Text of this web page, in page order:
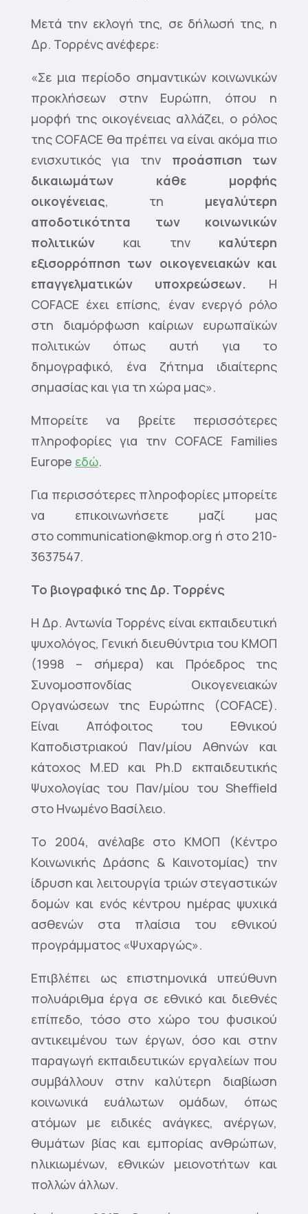
Μετά την εκλογή της, σε δήλωσή της, η
Δρ. Τορρένς ανέφερε:
«Σε μια περίοδο σημαντικών κοινωνικών
προκλήσεων στην Ευρώπη, όπου η
μορφή της οικογένειας αλλάζει, ο ρόλος
της COFACE θα πρέπει να είναι ακόμα πιο
ενισχυτικός για την προάσπιση των
δικαιωμάτων κάθε μορφής
οικογένειας, τη μεγαλύτερη
αποδοτικότητα των κοινωνικών
πολιτικώνκαι την καλύτερη
εξισορρόπηση των οικογενειακών και
επαγγελματικών υποχρεώσεων. Η
COFACE έχει επίσης, έναν ενεργό ρόλο
στη διαμόρφωση καίριων ευρωπαϊκών
πολιτικών όπως αυτή για το
δημογραφικό, ένα ζήτημα ιδιαίτερης
σημασίας και για τη χώρα μας».
Μπορείτε να βρείτε περισσότερες
πληροφορίες για την COFACE Families
Europe εδώ.
Για περισσότερες πληροφορίες μπορείτε
να επικοινωνήσετε μαζί μας
στο communication@kmop.org ή στο 210-
3637547.
To βιογραφικό της Δρ. Τορρένς
H Δρ. Αντωνία Τορρένς είναι εκπαιδευτική
ψυχολόγος, Γενική διευθύντρια του ΚΜΟΠ
(1998 – σήμερα) και Πρόεδρος της
Συνομοσπονδίας Οικογενειακών
Οργανώσεων της Ευρώπης (COFACE).
Είναι Απόφοιτος του Εθνικού
Καποδιστριακού Παν/μίου Αθηνών και
κάτοχος M.ED και Ph.D εκπαιδευτικής
Ψυχολογίας του Παν/μίου του Sheffield
στο Ηνωμένο Βασίλειο.
Το 2004, ανέλαβε στο ΚΜΟΠ (Κέντρο
Κοινωνικής Δράσης & Καινοτομίας) την
ίδρυση και λειτουργία τριών στεγαστικών
δομών και ενός κέντρου ημέρας ψυχικά
ασθενών στα πλαίσια του εθνικού
προγράμματος «Ψυχαργώς».
Επιβλέπει ως επιστημονικά υπεύθυνη
πολυάριθμα έργα σε εθνικό και διεθνές
επίπεδο, τόσο στο χώρο του φυσικού
αντικειμένου των έργων, όσο και στην
παραγωγή εκπαιδευτικών εργαλείων που
συμβάλλουν στην καλύτερη διαβίωση
κοινωνικά ευάλωτων ομάδων, όπως
ατόμων με ειδικές ανάγκες, ανέργων,
θυμάτων βίας και εμπορίας ανθρώπων,
ηλικιωμένων, εθνικών μειονοτήτων και
πολλών άλλων.